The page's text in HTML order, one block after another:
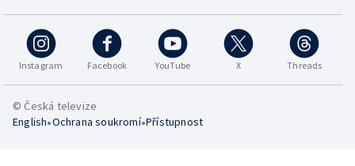
Instagram Facebook YouTube X Threads
© Česká televize
English•Ochrana soukromí•Přístupnost